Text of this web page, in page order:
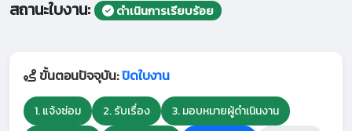
สถานะใบงาน:
ดำเนินการเรียบร้อย
ขั้นตอนปัจจุบัน:ปิดใบงาน
1. แจ้งซ่อม 2. รับเรื่อง
3. มอบหมายผู้ดำเนินงาน